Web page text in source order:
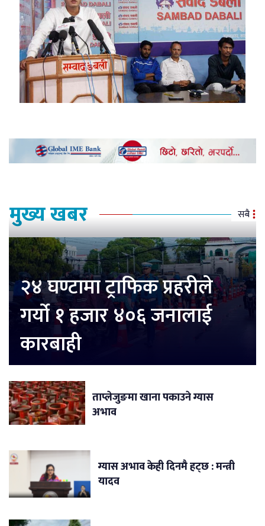
मुख्य खबर सबै
२४ घण्टामा ट्राफिक प्रहरीले
गर्यो १ हजार ४०६ जनालाई
कारबाही
ताप्लेजुङमा खाना पकाउने ग्यास
अभाव
ग्यास अभाव केही दिनमै हट्छ : मन्त्री
यादव